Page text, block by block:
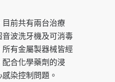
目前共有兩台治療
波洗牙機及可消毒
有金屬製器械皆經
合化學藥劑的浸
染控制問題。